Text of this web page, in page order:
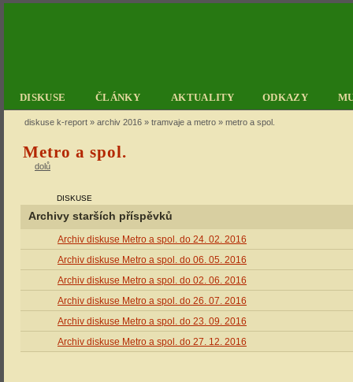
DISKUSE ČLÁNKY AKTUALITY ODKAZY
diskuse k-report » archiv 2016 » tramvaje a metro » metro a spol.
Metro a spol.
dolů
DISKUSE
Archivy starších příspěvků
Archiv diskuse Metro a spol. do 24. 02. 2016
Archiv diskuse Metro a spol. do 06. 05. 2016
Archiv diskuse Metro a spol. do 02. 06. 2016
Archiv diskuse Metro a spol. do 26. 07. 2016
Archiv diskuse Metro a spol. do 23. 09. 2016
Archiv diskuse Metro a spol. do 27. 12. 2016